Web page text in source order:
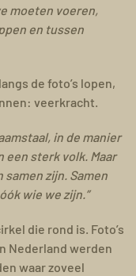
moeten voeren,
en tussen
de foto’s lopen,
veerkracht.
in de manier
een sterk volk. Maar
zijn. Samen
wie we zijn.”
die rond is. Foto’s
Nederland werden
waar zoveel